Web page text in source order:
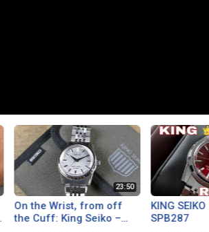
On the Wrist, from off
the Cuff: King Seiko –
KING
SPB287